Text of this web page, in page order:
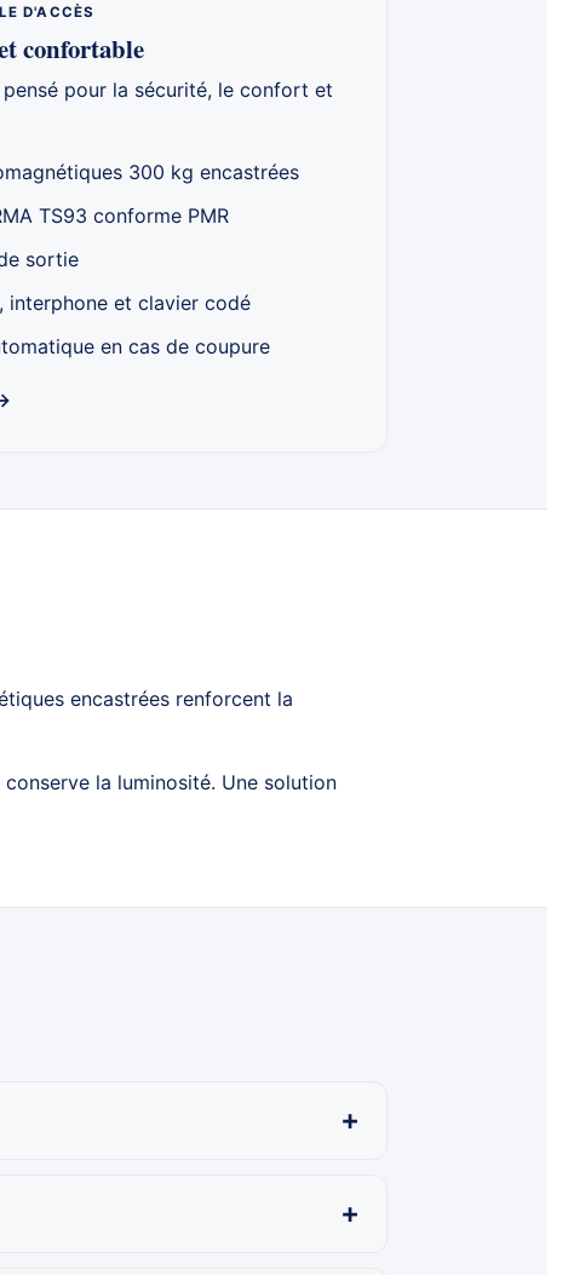
D'ACCÈS
confortable
pour la sécurité, le confort et
300 kg encastrées
TS93 conforme PMR
sortie
interphone et clavier codé
en cas de coupure
encastrées renforcent la
la luminosité. Une solution